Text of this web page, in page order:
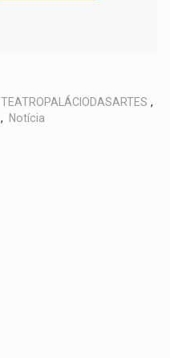
TEATROPALÁCIODASARTES ,
, Notícia